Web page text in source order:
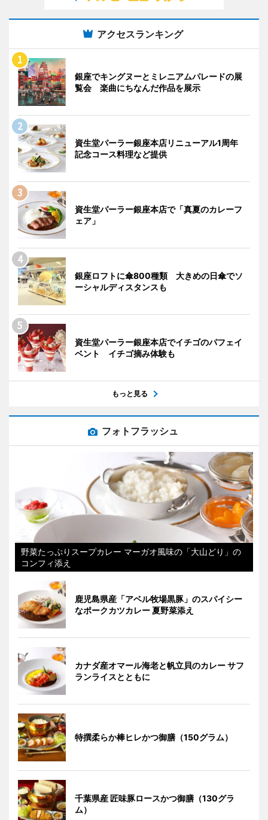
アクセスランキング
銀座でキングヌーとミレニアムパレードの展
覧会 楽曲にちなんだ作品を展示
資生堂パーラー銀座本店リニューアル1周年
記念コース料理など提供
資生堂パーラー銀座本店で「真夏のカレーフ
ェア」
銀座ロフトに傘800種類 大きめの日傘でソ
ーシャルディスタンスも
資生堂パーラー銀座本店でイチゴのパフェイ
ベント イチゴ摘み体験も
もっと見る
フォトフラッシュ
野菜たっぷりスープカレー マーガオ風味の「大山どり」の
コンフィ添え
鹿児島県産「アベル牧場黒豚」のスパイシー
なポークカツカレー 夏野菜添え
カナダ産オマール海老と帆立貝のカレー サフ
ランライスとともに
特撰柔らか棒ヒレかつ御膳（150グラム）
千葉県産 匠味豚ロースかつ御膳（130グラ
ム）